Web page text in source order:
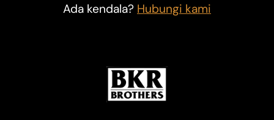
Ada kendala? Hubungi kami